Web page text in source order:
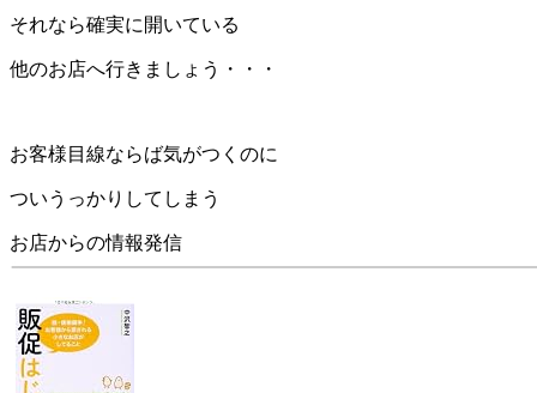
それなら確実に開いている
他のお店へ行きましょう・・・
お客様目線ならば気がつくのに
ついうっかりしてしまう
お店からの情報発信